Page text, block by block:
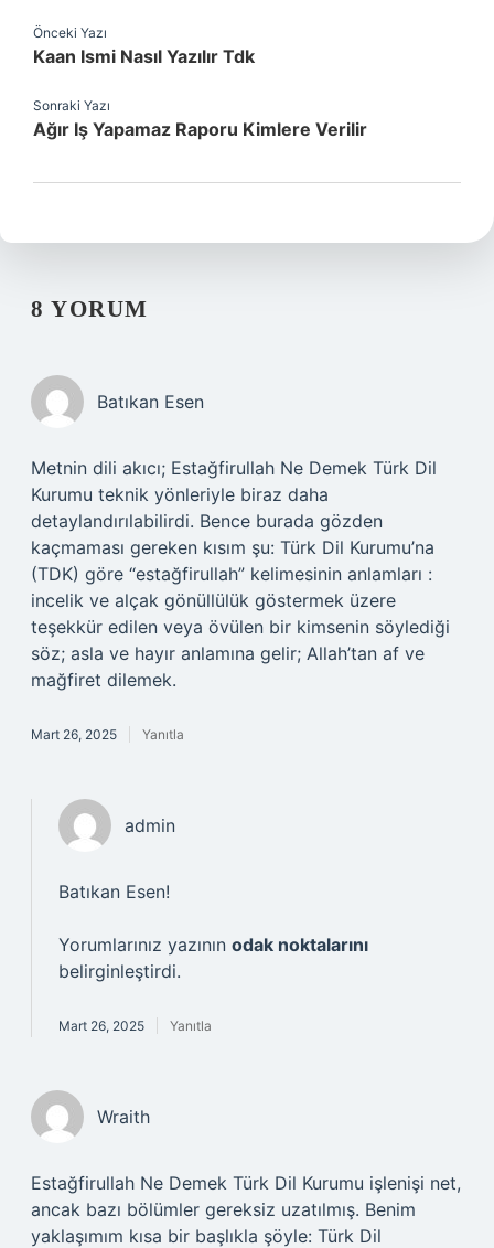
Önceki Yazı
Kaan Ismi Nasıl Yazılır Tdk
Sonraki Yazı
Ağır Iş Yapamaz Raporu Kimlere Verilir
8 YORUM
Batıkan Esen
Metnin dili akıcı; Estağfirullah Ne Demek Türk Dil
Kurumu teknik yönleriyle biraz daha
detaylandırılabilirdi. Bence burada gözden
kaçmaması gereken kısım şu: Türk Dil Kurumu’na
(TDK) göre “estağfirullah” kelimesinin anlamları :
incelik ve alçak gönüllülük göstermek üzere
teşekkür edilen veya övülen bir kimsenin söylediği
söz; asla ve hayır anlamına gelir; Allah’tan af ve
mağfiret dilemek.
Mart 26, 2025 Yanıtla
admin
Batıkan Esen!
Yorumlarınız yazının odak noktalarını
belirginleştirdi.
Mart 26, 2025 Yanıtla
Wraith
Estağfirullah Ne Demek Türk Dil Kurumu işlenişi net,
ancak bazı bölümler gereksiz uzatılmış. Benim
yaklaşımım kısa bir başlıkla şöyle: Türk Dil